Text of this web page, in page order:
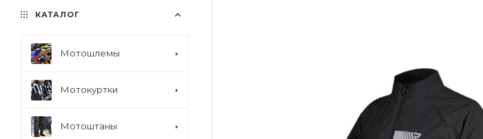
КАТАЛОГ
Мотошлемы
Мотокуртки
Мотоштаны